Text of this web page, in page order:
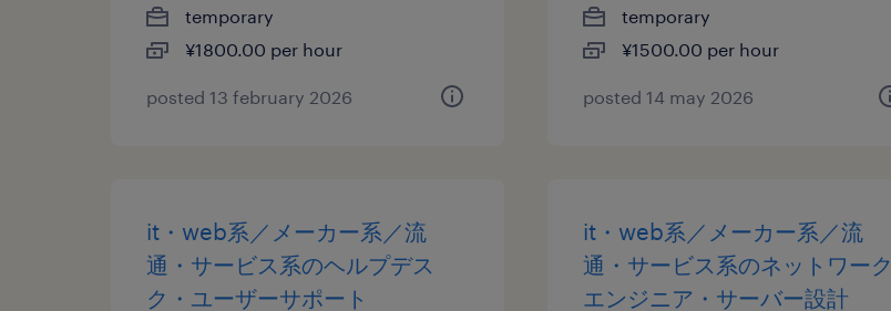
temporary
¥1800.00 per hour
posted 13 february 2026
temporary
¥1500.00 per hour
posted 14 may 2026
it・web系／メーカー系／流
通・サービス系のヘルプデス
ク・ユーザーサポート
it・web系／メーカー系／流
通・サービス系のネットワーク
エンジニア・サーバー設計